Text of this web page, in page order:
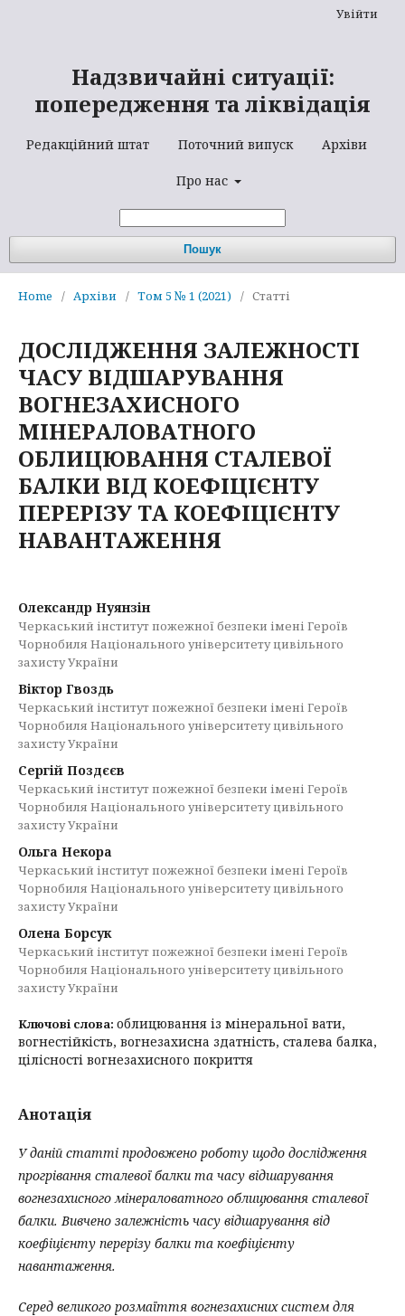
Надзвичайні ситуації:
попередження та ліквідація
Редакційний штат Поточний випуск Архіви
Про нас
Пошук
Увійти
Home / Архіви / Том 5 № 1 (2021) / Статті
ДОСЛІДЖЕННЯ ЗАЛЕЖНОСТІ
ЧАСУ ВІДШАРУВАННЯ
ВОГНЕЗАХИСНОГО
МІНЕРАЛОВАТНОГО
ОБЛИЦЮВАННЯ СТАЛЕВОЇ
БАЛКИ ВІД КОЕФІЦІЄНТУ
ПЕРЕРІЗУ ТА КОЕФІЦІЄНТУ
НАВАНТАЖЕННЯ
Олександр Нуянзін
Черкаський інститут пожежної безпеки імені Героїв
Чорнобиля Національного університету цивільного
захисту України
Віктор Гвоздь
Черкаський інститут пожежної безпеки імені Героїв
Чорнобиля Національного університету цивільного
захисту України
Сергій Поздєєв
Черкаський інститут пожежної безпеки імені Героїв
Чорнобиля Національного університету цивільного
захисту України
Ольга Некора
Черкаський інститут пожежної безпеки імені Героїв
Чорнобиля Національного університету цивільного
захисту України
Олена Борсук
Черкаський інститут пожежної безпеки імені Героїв
Чорнобиля Національного університету цивільного
захисту України
Ключові слова: облицювання із мінеральної вати,
вогнестійкість, вогнезахисна здатність, сталева балка,
цілісності вогнезахисного покриття
Анотація
У даній статті продовжено роботу щодо дослідження
прогрівання сталевої балки та часу відшарування
вогнезахисного мінераловатного облицювання сталевої
балки. Вивчено залежність часу відшарування від
коефіцієнту перерізу балки та коефіцієнту
навантаження.
Серед великого розмаїття вогнезахисних систем для